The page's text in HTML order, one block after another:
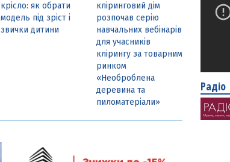
крісло: як обрати
модель під зріст і
звички дитини
кліринговий дім
розпочав серію
навчальних вебінарів
для учасників
клірингу за товарним
ринком
«Необроблена
деревина та
пиломатеріали»
Радіо